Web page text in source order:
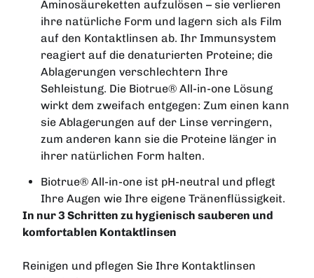
Aminosäureketten aufzulösen – sie verlieren
ihre natürliche Form und lagern sich als Film
auf den Kontaktlinsen ab. Ihr Immunsystem
reagiert auf die denaturierten Proteine; die
Ablagerungen verschlechtern Ihre
Sehleistung. Die Biotrue® All-in-one Lösung
wirkt dem zweifach entgegen: Zum einen kann
sie Ablagerungen auf der Linse verringern,
zum anderen kann sie die Proteine länger in
ihrer natürlichen Form halten.
Biotrue® All-in-one ist pH-neutral und pflegt
Ihre Augen wie Ihre eigene Tränenflüssigkeit.
In nur 3 Schritten zu hygienisch sauberen und
komfortablen Kontaktlinsen
Reinigen und pflegen Sie Ihre Kontaktlinsen